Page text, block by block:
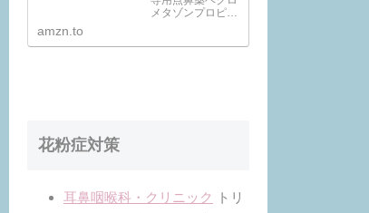
●…
メタゾンプロピオ
ルαAR0.1%
amzn.to
花粉症対策
耳鼻咽喉科・クリニック
トリ